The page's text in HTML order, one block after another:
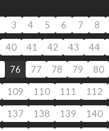
3 4 5 6 7 8
40 41 42 43 44
76 77 78 79 80
109 110 111 112
137 138 139 140